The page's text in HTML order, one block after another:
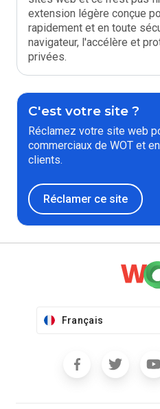
extension légère conçue
rapidement et en toute
navigateur, l'accélère et
privées.
C'est votre site ?
Réclamez votre site web
commerciaux de WOT et
clients.
Réclamer ce site
Français